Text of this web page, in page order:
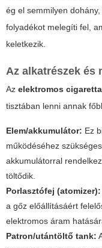
ég el semmilyen
folyadékot melegíti fel,
keletkezik.
Az alkatrészek és
Az elektromos
tisztában lenni annak
Elem/akkumulátor: Ez
működéséhez
akkumulátorral
töltődik.
Porlasztófej (atomizer):
a gőz előállításáért
elektromos áram
Patron/utántöltő tank: